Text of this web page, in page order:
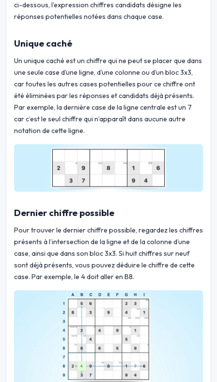
ci-dessous, l’expression chiffres candidats désigne les
réponses potentielles notées dans chaque case.
Unique caché
Un unique caché est un chiffre qui ne peut se placer que dans
une seule case d’une ligne, d’une colonne ou d’un bloc 3x3,
car toutes les autres cases potentielles pour ce chiffre ont
été éliminées par les réponses et candidats déjà présents.
Par exemple, la dernière case de la ligne centrale est un 7
car c’est le seul chiffre qui n’apparaît dans aucune autre
notation de cette ligne.
Dernier chiffre possible
Pour trouver le dernier chiffre possible, regardez les chiffres
présents à l’intersection de la ligne et de la colonne d’une
case, ainsi que dans son bloc 3x3. Si huit chiffres sur neuf
sont déjà présents, vous pouvez déduire le chiffre de cette
case. Par exemple, le 4 doit aller en B8.